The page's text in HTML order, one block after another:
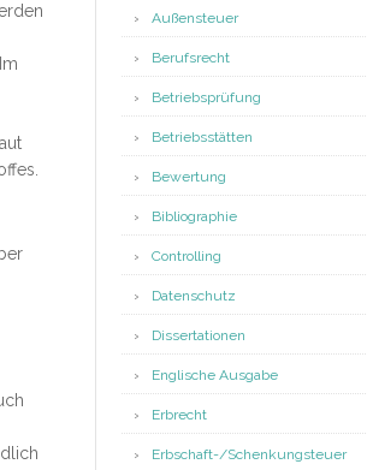
Außensteuer
Berufsrecht
Betriebsprüfung
Betriebsstätten
Bewertung
Bibliographie
Controlling
Datenschutz
Dissertationen
Englische Ausgabe
Erbrecht
Erbschaft-/Schenkungsteuer